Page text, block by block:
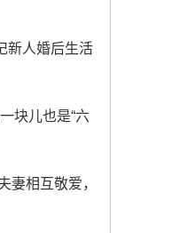
新人婚后生活
块儿也是“六
妻相互敬爱，